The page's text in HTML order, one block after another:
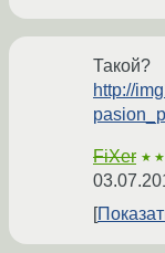
Такой?
http://
FiXer